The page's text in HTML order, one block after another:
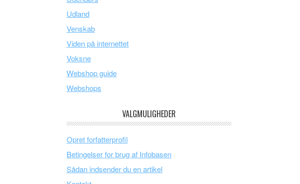
Udland
Venskab
Viden på internettet
Voksne
Webshop guide
Webshops
VALGMULIGHEDER
Opret forfatterprofil
Betingelser for brug af Infobasen
Sådan indsender du en artikel